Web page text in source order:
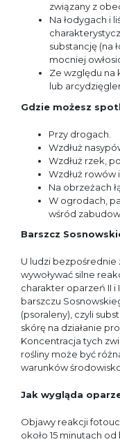
związany z
Na łodygach i
substancję (na
mocniej
Ze względu na
lub
Gdzie możesz
Przy drogach.
Wzdłuż
Wzdłuż rzek,
Wzdłuż rowów
Na obrzeżach
W ogrodach,
wśród
Barszcz
U ludzi bezpośrednie
wywoływać silne
charakter oparzeń II i
barszczu
(psoraleny), czyli
skórę na działanie
Koncentracja tych
rośliny może być
warunków
Jak wygląda
Objawy reakcji
około 15 minutach